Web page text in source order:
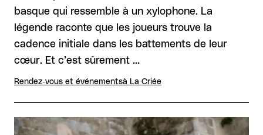
basque qui ressemble à un xylophone. La
légende raconte que les joueurs trouve la
cadence initiale dans les battements de leur
cœur. Et c’est sûrement …
Rendez-vous et événementsà La Criée